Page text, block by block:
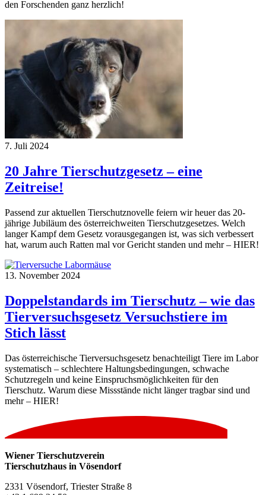
den Forschenden ganz herzlich!
7. Juli 2024
20 Jahre Tierschutzgesetz – eine
Zeitreise!
Passend zur aktuellen Tierschutznovelle feiern wir heuer das 20-
jährige Jubiläum des österreichweiten Tierschutzgesetzes. Welch
langer Kampf dem Gesetz vorausgegangen ist, was sich verbessert
hat, warum auch Ratten mal vor Gericht standen und mehr – HIER!
13. November 2024
Doppelstandards im Tierschutz – wie das
Tierversuchsgesetz Versuchstiere im
Stich lässt
Das österreichische Tierversuchsgesetz benachteiligt Tiere im Labor
systematisch – schlechtere Haltungsbedingungen, schwache
Schutzregeln und keine Einspruchsmöglichkeiten für den
Tierschutz. Warum diese Missstände nicht länger tragbar sind und
mehr – HIER!
Wiener Tierschutzverein
Tierschutzhaus in Vösendorf
2331 Vösendorf, Triester Straße 8